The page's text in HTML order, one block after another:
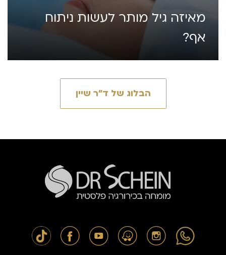
מאיזה גיל מותר לעשות ניתוח
אף?
הבלוג של ד״ר שיין